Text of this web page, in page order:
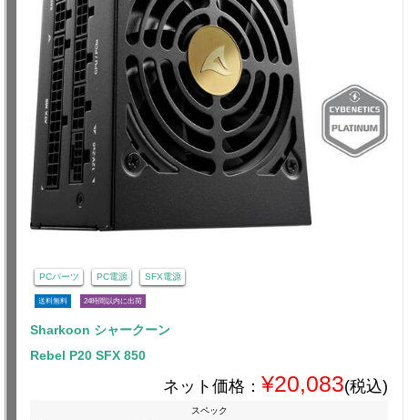
PCパーツ PC電源 SFX電源
送料無料 24時間以内に出荷
Sharkoon シャークーン
Rebel P20 SFX 850
ネット価格： ¥20,083(税込)
スペック